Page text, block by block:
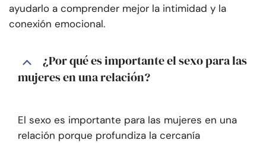
ayudarlo a comprender mejor la intimidad y la
conexión emocional.
¿Por qué es importante el sexo para las
mujeres en una relación?
El sexo es importante para las mujeres en una
relación porque profundiza la cercanía